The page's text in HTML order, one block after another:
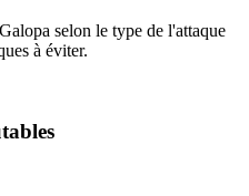
selon le type de l'attaque
à éviter.